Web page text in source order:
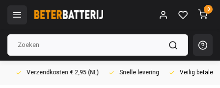
0
Verzendkosten € 2,95 (NL) Snelle levering Veilig betalen